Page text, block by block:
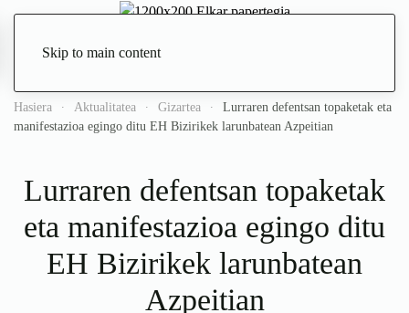
Skip to main content
Hasiera Aktualitatea Gizartea
Lurraren defentsan topaketak eta
manifestazioa egingo ditu EH Bizirikek larunbatean Azpeitian
Lurraren defentsan topaketak
eta manifestazioa egingo ditu
EH Bizirikek larunbatean
Azpeitian